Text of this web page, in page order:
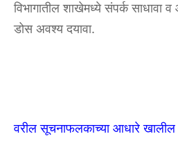
विभागातील शाखेमध्ये संपर्क साधावा
डोस अवश्य दयावा.
वरील सूचनाफलकाच्या आधारे खालील